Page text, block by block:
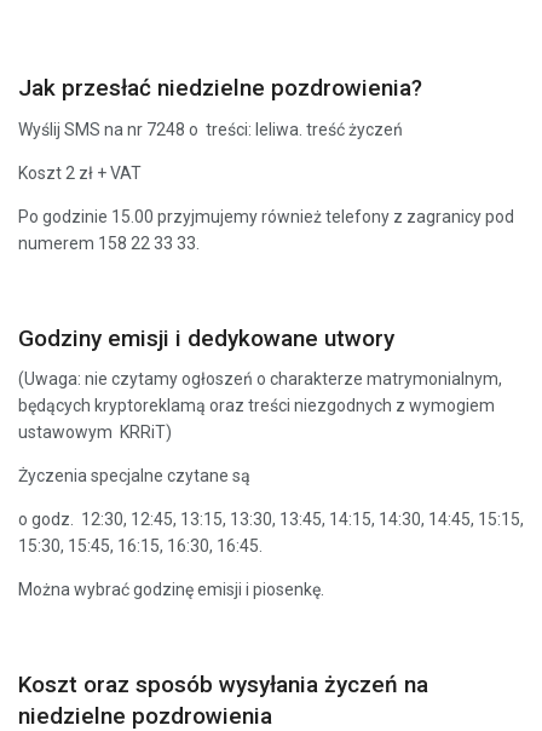
Jak przesłać niedzielne pozdrowienia?
Wyślij SMS na nr 7248 o treści: leliwa. treść życzeń
Koszt 2 zł + VAT
Po godzinie 15.00 przyjmujemy również telefony z zagranicy pod
numerem 158 22 33 33.
Godziny emisji i dedykowane utwory
(Uwaga: nie czytamy ogłoszeń o charakterze matrymonialnym,
będących kryptoreklamą oraz treści niezgodnych z wymogiem
ustawowym KRRiT)
Życzenia specjalne czytane są
o godz. 12:30, 12:45, 13:15, 13:30, 13:45, 14:15, 14:30, 14:45, 15:15,
15:30, 15:45, 16:15, 16:30, 16:45.
Można wybrać godzinę emisji i piosenkę.
Koszt oraz sposób wysyłania życzeń na
niedzielne pozdrowienia